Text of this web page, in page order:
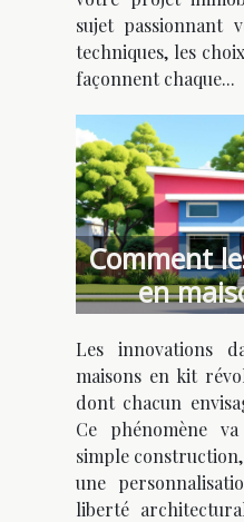
sujet passionnant
techniques, les
façonnent chaque...
Comment
en
favorisent
Les innovations
maisons en kit
dont chacun
Ce phénomène
simple
une
liberté